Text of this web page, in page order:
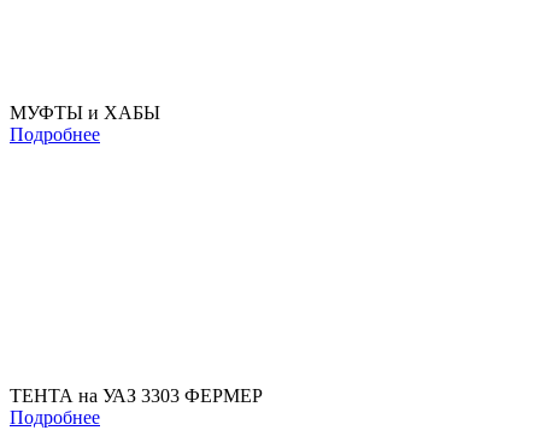
МУФТЫ и ХАБЫ
Подробнее
ТЕНТА на УАЗ 3303 ФЕРМЕР
Подробнее